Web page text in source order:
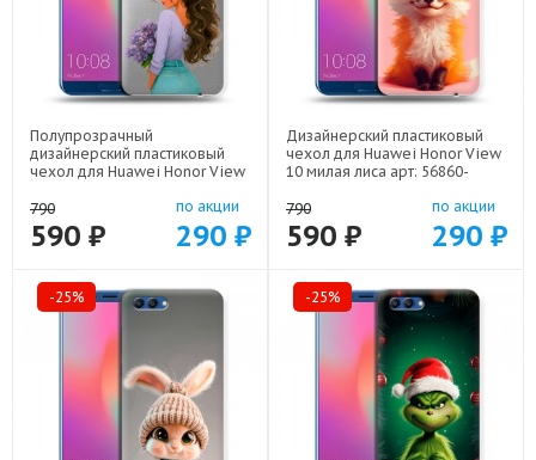
Полупрозрачный
дизайнерский пластиковый
чехол для Huawei Honor View
22547
790
590 ₽
по акции
290 ₽
Дизайнерский пластиковый
чехол для Huawei Honor View
10 милая лиса арт: 56860-
790
590 ₽
по акции
290 ₽
-25% -25%